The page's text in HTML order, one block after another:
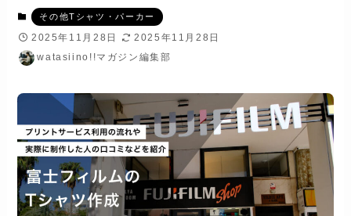
その他Tシャツ・パーカー
2025年11月28日
2025年11月28日
watasiino!!マガジン編集部